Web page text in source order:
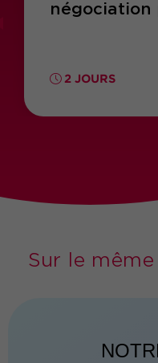
négociation
2 JOURS
Sur le